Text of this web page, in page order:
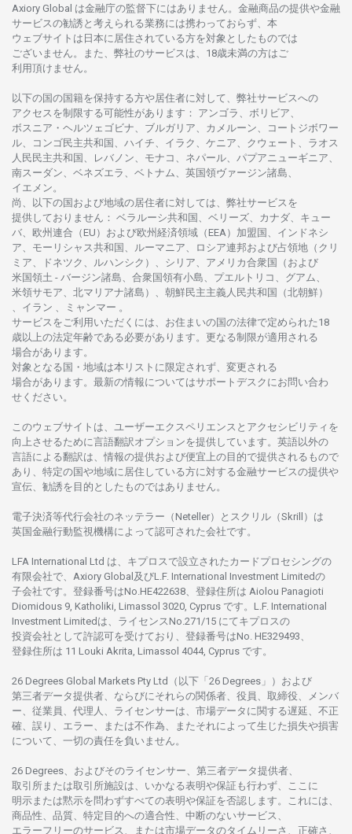
Axiory Global は金融庁の監督下にはありません。 金融商品の提供や金融
サービスの勧誘と 考えられる業務には携わっておらず、 本
ウェブサイトは 日本に 居住さ れている方を対象としたものでは
ございません。
また、 弊社のサービスは、18歳未満の方は ご
利用頂けません 。
以下の国の国籍を保持する方や居住者に対して、 弊社サービスへの
アクセスを制限する可能性があります ： アンゴラ、ボリビア、
ボスニア ・ ヘルツェゴビナ、ブルガリア、カメルーン、コートジボワー
ル、
コンゴ民主共和国、ハイチ、イラク、ケニア、クウェート、 ラオス
人民民主共和国、レバノン、モナコ、ネパール、パプアニューギニア、
南スーダン、ベネズエラ、ベトナム、 英国領ヴァージン諸島、
イエメン。
尚、 以下の国および地域の居住者に対しては、 弊社サービスを
提供しておりません ： ベラルーシ共和国、ベリーズ、カナダ、キュー
バ、 欧州連合 （EU） および欧州経済領域 （EEA）加盟国、インドネシ
ア、 モーリシャス共和国、ルーマニア、 ロシア連邦および占領地 （クリ
ミア、ドネツク、ルハンシク）、シリア、 アメリカ合衆国 （および
米国領土 - バージン諸島、合衆国領有小島、プエルトリコ、グアム、
米領サモア、 北マリアナ諸島）、 朝鮮民主主義人民共和国 （北朝鮮）
、イラン 、ミャンマー 。
サービスを ご利用いただくには、お住まいの国の法律で定められた 18
歳以上の法定年齢である必要があります。 更なる制限が適用さ れる
場合があります。
対象となる国 ・ 地域は本 リストに限定さ れず、 変更さ れる
場合があります。 最新の情報についてはサポートデスクに お問い合わ
せくださ い。
このウェブサイトは、 ユーザーエクスペリエンスと アクセシビリティを
向上さ せるために言語翻訳オプションを提供しています。 英語以外の
言語に よる翻訳は、 情報の提供および便宜上の目的で提供さ れるもので
あり、 特定の国や地域に 居住している方に対する金融サービスの提供や
宣伝、 勧誘を 目的としたものではありません。
電子決済等代行会社のネッテラー （Neteller）と スクリル （Skrill）は
英国金融行動監視機構に よって認可さ れた会社です。
LFA International Ltd は、 キプロスで設立さ れた カードプロセシングの
有限会社で、Axiory Global及びL.F. International Investment Limitedの
子会社です。 登録番号はNo.HE422638、 登録住所は Aiolou Panagioti
Diomidous 9, Katholiki, Limassol 3020, Cyprus です。L.F. International
Investment Limitedは、 ライセンスNo.271/15 にてキプロスの
投資会社として許認可を受けており、 登録番号はNo. HE329493、
登録住所は 11 Louki Akrita, Limassol 4044, Cyprus です。
26 Degrees Global Markets Pty Ltd（以下「26 Degrees」） および
第三者データ提供者、ならびにそれらの関係者、役員、取締役、メンバ
ー、従業員、代理人、ライセンサーは、 市場データに関する遅延、不正
確、誤り、エラー、
または不作為、 またそれに よって生じた損失や損害
について、 一切の責任を負いません。
26 Degrees、 およびそのライセンサー、 第三者データ提供者、
取引所または取引所施設は、いかなる表明や保証も行わず、
ここに
明示または黙示を問わずすべての表明や保証を否認し ます。
これには、
商品性、品質、 特定目的への適合性、 中断のないサービス、
エラーフリーのサービス、 または市場データのタイムリーさ、正確さ、